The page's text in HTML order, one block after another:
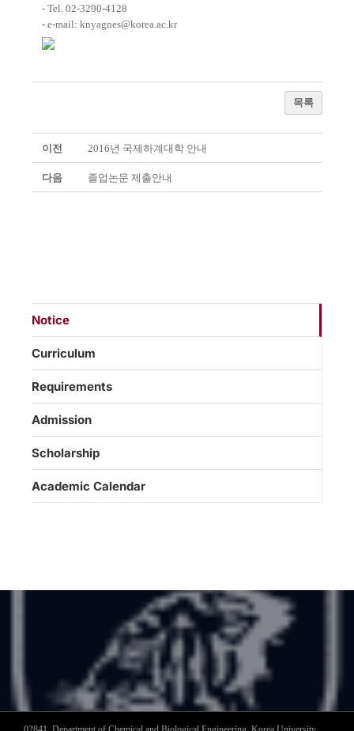
- Tel. 02-3290-4128
- e-mail: knyagnes@korea.ac.kr
목록
이전 2016년 국제하계대학 안내
다음 졸업논문 제출안내
Notice
Curriculum
Requirements
Admission
Scholarship
Academic Calendar